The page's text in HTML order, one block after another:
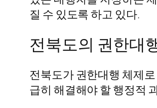
질 수 있도록 하고 있다.
전북도의 권한대
전북도가 권한대행 체제
급히 해결해야 할 행정적